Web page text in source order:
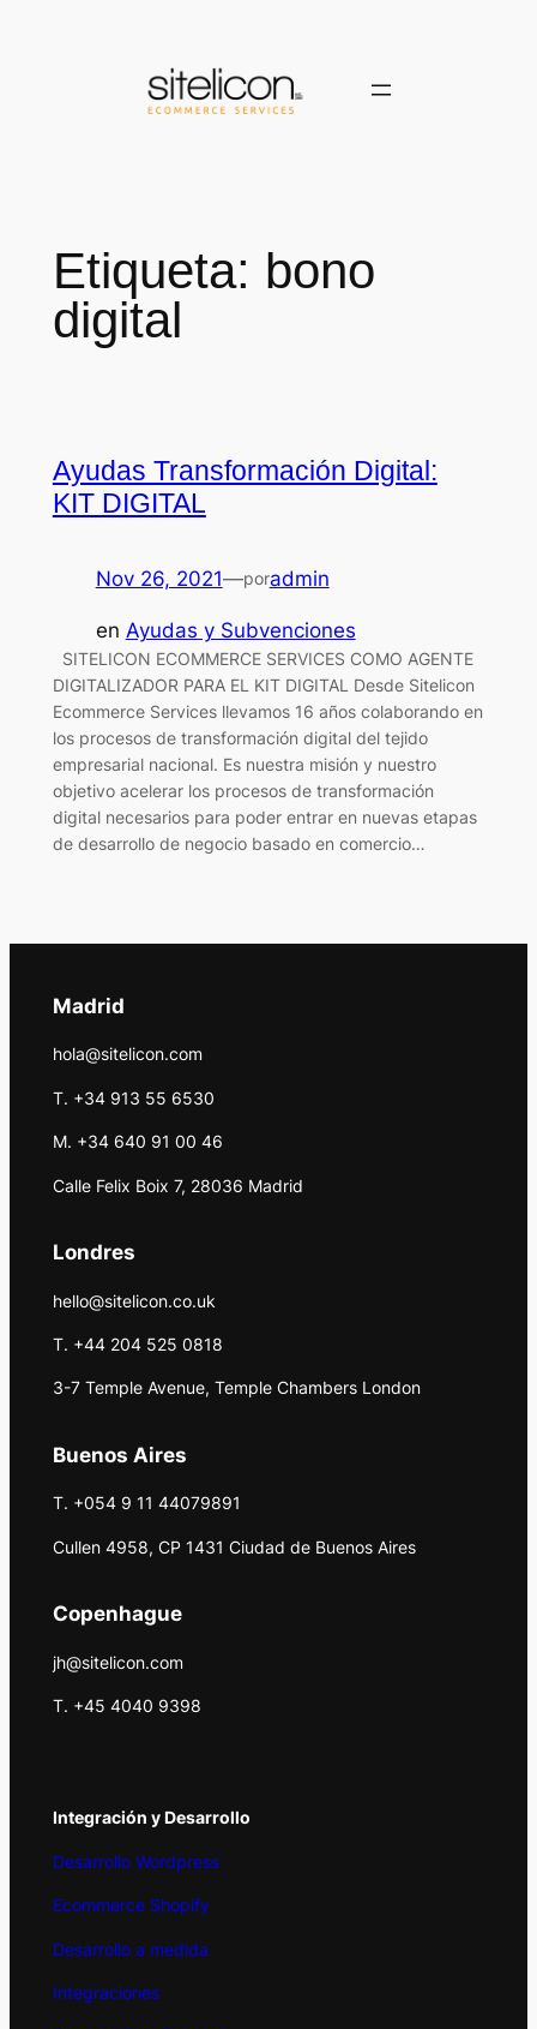
Etiqueta: bono
digital
Ayudas Transformación Digital:
KIT DIGITAL
Nov 26, 2021—poradmin
en Ayudas y Subvenciones
SITELICON ECOMMERCE SERVICES COMO AGENTE
DIGITALIZADOR PARA EL KIT DIGITAL Desde Sitelicon
Ecommerce Services llevamos 16 años colaborando en
los procesos de transformación digital del tejido
empresarial nacional. Es nuestra misión y nuestro
objetivo acelerar los procesos de transformación
digital necesarios para poder entrar en nuevas etapas
de desarrollo de negocio basado en comercio…
Madrid
hola@sitelicon.com
T. +34 913 55 6530
M. +34 640 91 00 46
Calle Felix Boix 7, 28036 Madrid
Londres
hello@sitelicon.co.uk
T. +44 204 525 0818
3-7 Temple Avenue, Temple Chambers London
Buenos Aires
T. +054 9 11 44079891
Cullen 4958, CP 1431 Ciudad de Buenos Aires
Copenhague
jh@sitelicon.com
T. +45 4040 9398
Integración y Desarrollo
Desarrollo Wordpress
Ecommerce Shopify
Desarrollo a medida
Integraciones